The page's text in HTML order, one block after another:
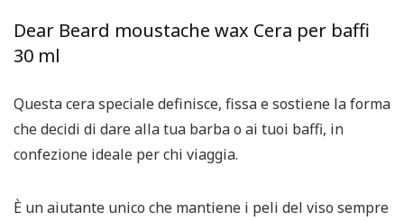
Dear Beard moustache wax Cera per baffi
30 ml
Questa cera speciale definisce, fissa e sostiene la forma
che decidi di dare alla tua barba o ai tuoi baffi, in
confezione ideale per chi viaggia.
È un aiutante unico che mantiene i peli del viso sempre